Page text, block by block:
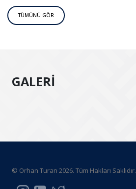
TÜMÜNÜ GÖR
GALERİ
© Orhan Turan 2026. Tüm Hakları Saklıdır.